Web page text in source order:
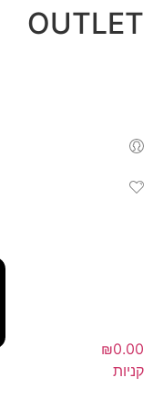
דלג
לתוכן
OUTLET
₪0.00
קניות